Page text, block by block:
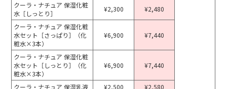
クーラ・ナチュア 保湿化粧
水［しっとり］
¥2,300 ¥2,480
クーラ・ナチュア 保湿化粧
水セット［さっぱり］（化
粧水×3本）
¥6,900 ¥7,440
クーラ・ナチュア 保湿化粧
水セット［しっとり］（化
粧水×3本）
¥6,900 ¥7,440
クーラ・ナチュア 保湿乳液 ¥2,500
¥2,580